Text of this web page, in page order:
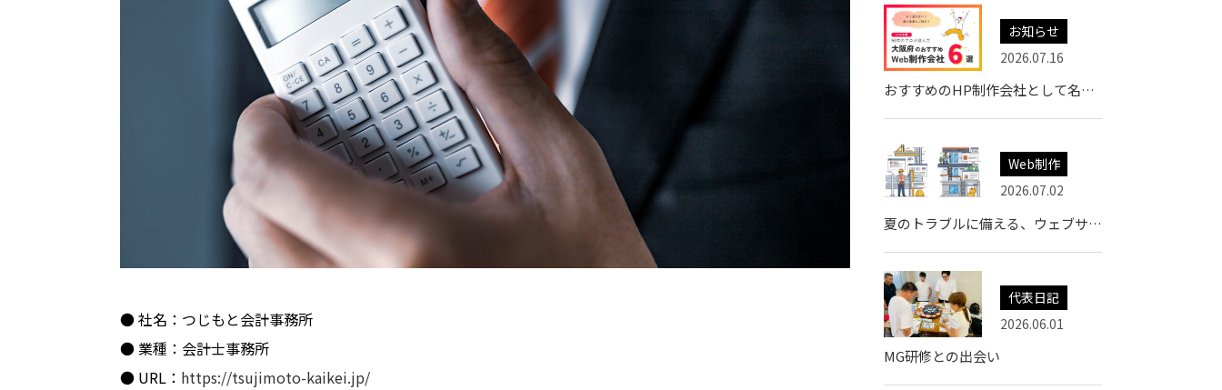
● 社名： つじもと会計事務所
● 業種： 会計士事務所
● URL： https://tsujimoto-kaikei.jp/
お知らせ
2026.07.16
おすすめのHP制作会社として名古屋の制作会社・株式会社フォイスに紹介されました。
Web制作
2026.07.02
夏のトラブルに備える、ウェブサイトの「もしも」チェック
代表日記
2026.06.01
MG研修との出会い